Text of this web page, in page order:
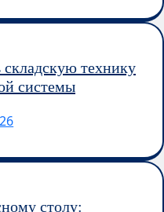
складскую технику
системы
столу: